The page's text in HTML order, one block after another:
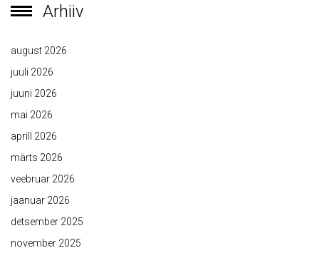
Arhiiv
august 2026
juuli 2026
juuni 2026
mai 2026
aprill 2026
märts 2026
veebruar 2026
jaanuar 2026
detsember 2025
november 2025